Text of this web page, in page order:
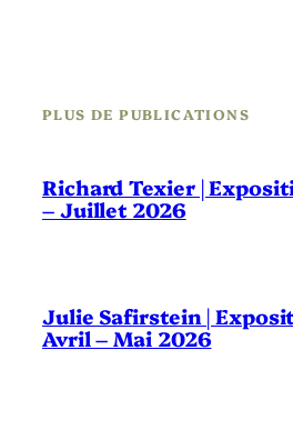
PLUS DE PUBLICATIONS
Richard Texier |
– Juillet 2026
Julie Safirstein |
Avril – Mai 2026